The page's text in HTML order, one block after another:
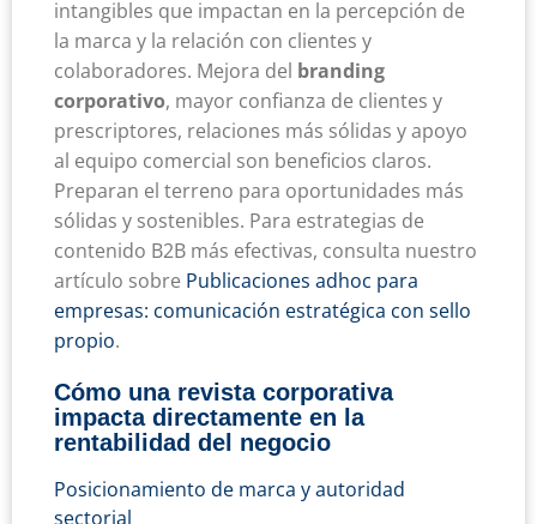
intangibles que impactan en la percepción de
la marca y la relación con clientes y
colaboradores. Mejora del branding
corporativo, mayor confianza de clientes y
prescriptores, relaciones más sólidas y apoyo
al equipo comercial son beneficios claros.
Preparan el terreno para oportunidades más
sólidas y sostenibles. Para estrategias de
contenido B2B más efectivas, consulta nuestro
artículo sobre Publicaciones adhoc para
empresas: comunicación estratégica con sello
propio.
Cómo una revista corporativa
impacta directamente en la
rentabilidad del negocio
Posicionamiento de marca y autoridad
sectorial